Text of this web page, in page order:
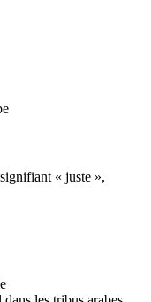
« juste »,